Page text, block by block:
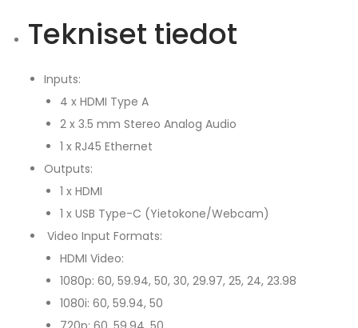
Tekniset tiedot
Inputs:
4 x HDMI Type A
2 x 3.5 mm Stereo Analog Audio
1 x RJ45 Ethernet
Outputs:
1 x HDMI
1 x USB Type-C (Yietokone/Webcam)
Video Input Formats:
HDMI Video:
1080p: 60, 59.94, 50, 30, 29.97, 25, 24, 23.98
1080i: 60, 59.94, 50